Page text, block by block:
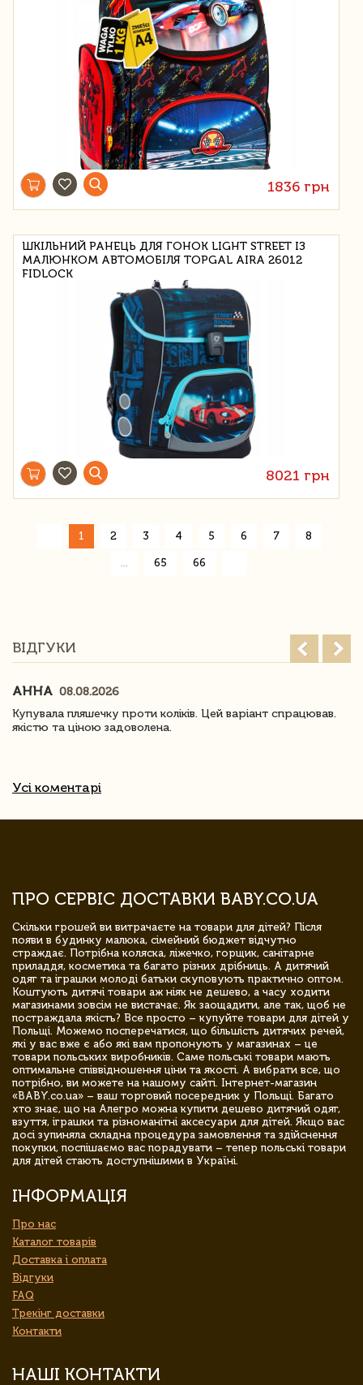
1836 грн
ШКІЛЬНИЙ РАНЕЦЬ ДЛЯ ГОНОК LIGHT STREET ІЗ
МАЛЮНКОМ АВТОМОБІЛЯ TOPGAL AIRA 26012
FIDLOCK
8021 грн
1 2 3 4 5 6 7 8
65 66
ВІДГУКИ
АННА 08.08.2026
Купувала пляшечку проти коліків. Цей варіант спрацював.
якістю та ціною задоволена.
Усі коментарі
ПРО СЕРВІС ДОСТАВКИ BABY.CO.UA
Скільки грошей ви витрачаєте на товари для дітей? Після
появи в будинку малюка, сімейний бюджет відчутно
страждає. Потрібна коляска, ліжечко, горщик, санітарне
приладдя, косметика та багато різних дрібниць. А дитячий
одяг та іграшки молоді батьки скуповують практично оптом.
Коштують дитячі товари аж ніяк не дешево, а часу ходити
магазинами зовсім не вистачає. Як заощадити, але так, щоб не
постраждала якість? Все просто – купуйте товари для дітей у
Польщі. Можемо посперечатися, що більшість дитячих речей,
які у вас вже є або які вам пропонують у магазинах – це
товари польських виробників. Саме польські товари мають
оптимальне співвідношення ціни та якості. А вибрати все, що
потрібно, ви можете на нашому сайті. Інтернет-магазин
«BABY.co.ua» – ваш торговий посередник у Польщі. Багато
хто знає, що на Алегро можна купити дешево дитячий одяг,
взуття, іграшки та різноманітні аксесуари для дітей. Якщо вас
досі зупиняла складна процедура замовлення та здійснення
покупки, поспішаємо вас порадувати – тепер польські товари
для дітей стають доступнішими в Україні.
ІНФОРМАЦІЯ
Про нас
Каталог товарів
Доставка і оплата
Відгуки
FAQ
Трекінг доставки
Контакти
НАШІ КОНТАКТИ